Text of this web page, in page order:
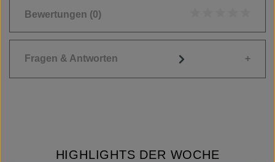
Bewertungen (0)
Fragen & Antworten
HIGHLIGHTS DER WOCHE